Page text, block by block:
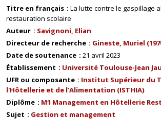
Titre en français
La lutte contre le gaspillage
restauration scolaire
Auteur
Savignoni, Elian
Directeur de recherche
Gineste, Muriel
Date de soutenance
21 avril 2023
Établissement
Université Toulouse-Jean
UFR ou composante
Institut Supérieur du
l'Hôtellerie et de l'Alimentation (ISTHIA)
Diplôme
M1 Management en Hôtellerie
Sujet
Gestion et management